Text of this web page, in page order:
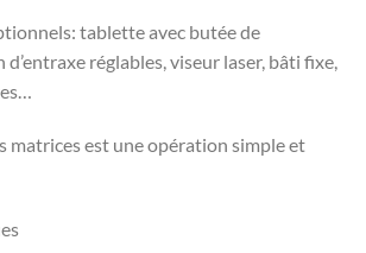
tablette avec butée de
réglables, viseur laser, bâti fixe,
matrices est une opération simple et